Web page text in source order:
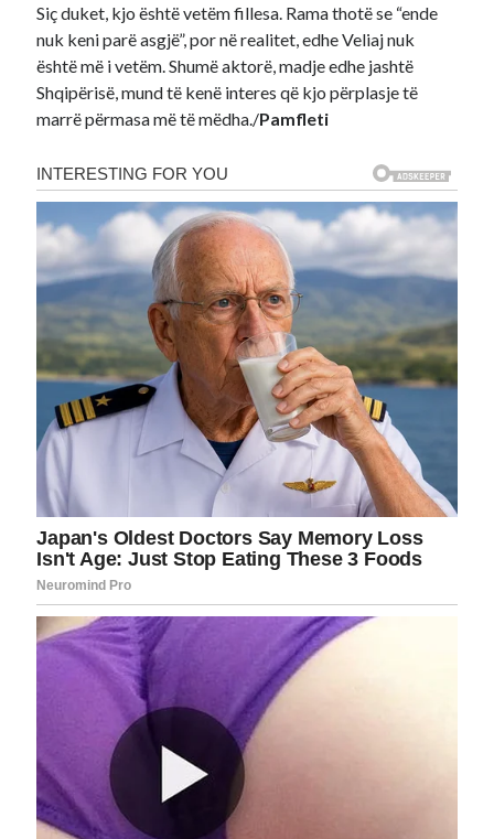
Siç duket, kjo është vetëm fillesa. Rama thotë se “ende
nuk keni parë asgjë”, por në realitet, edhe Veliaj nuk
është më i vetëm. Shumë aktorë, madje edhe jashtë
Shqipërisë, mund të kenë interes që kjo përplasje të
marrë përmasa më të mëdha./Pamfleti